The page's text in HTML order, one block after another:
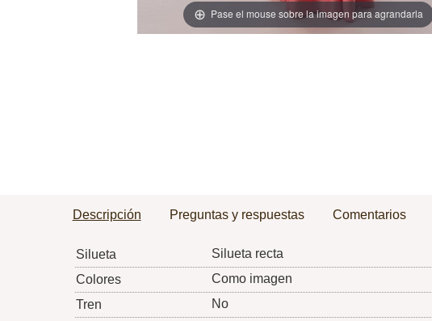
Pase el mouse sobre la imagen para agrandarla
Descripción Preguntas y respuestas Comentarios
Silueta
Silueta recta
Colores
Como imagen
Tren
No